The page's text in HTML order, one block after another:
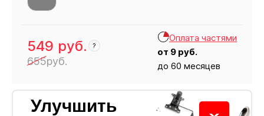
549 руб. ?
655руб.
Оплата частями
от 9 руб.
до 60 месяцев
Улучшить